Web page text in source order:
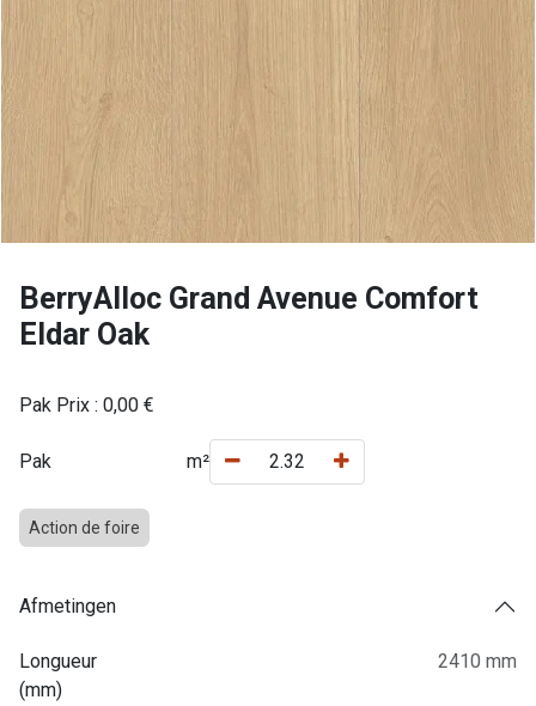
BerryAlloc Grand Avenue Comfort
Eldar Oak
Pak Prix : 0,00 €
Pak m²
Action de foire
Afmetingen
Longueur
(mm)
2410 mm